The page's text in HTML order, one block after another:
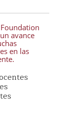
avance
en las